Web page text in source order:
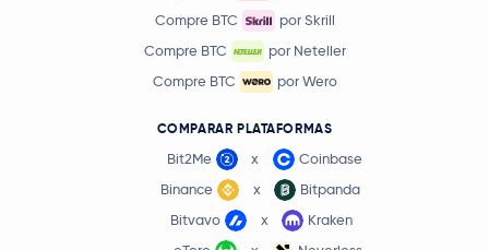
Compre BTC
por Skrill
Compre BTC
por Neteller
Compre BTC
por Wero
COMPARAR PLATAFORMAS
Bit2Me x
Coinbase
Binance
x
Bitpanda
Bitvavo
x
Kraken